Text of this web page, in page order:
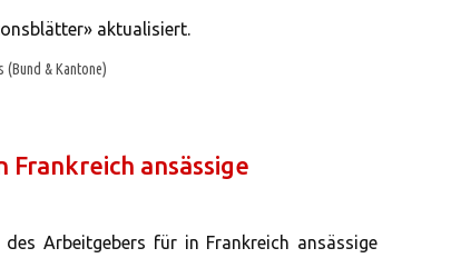
aktualisiert.
(Bund & Kantone)
ansässige
Arbeitgebers für in Frankreich ansässige